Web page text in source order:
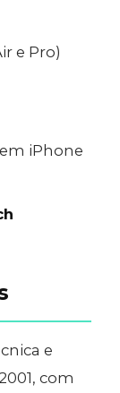
e Pro)
em iPhone
e
com